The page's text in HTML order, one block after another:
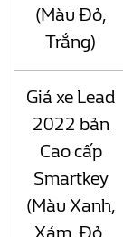
(Màu Đỏ,
Trắng)
Giá xe Lead
2022 bản
Cao cấp
Smartkey
(Màu Xanh,